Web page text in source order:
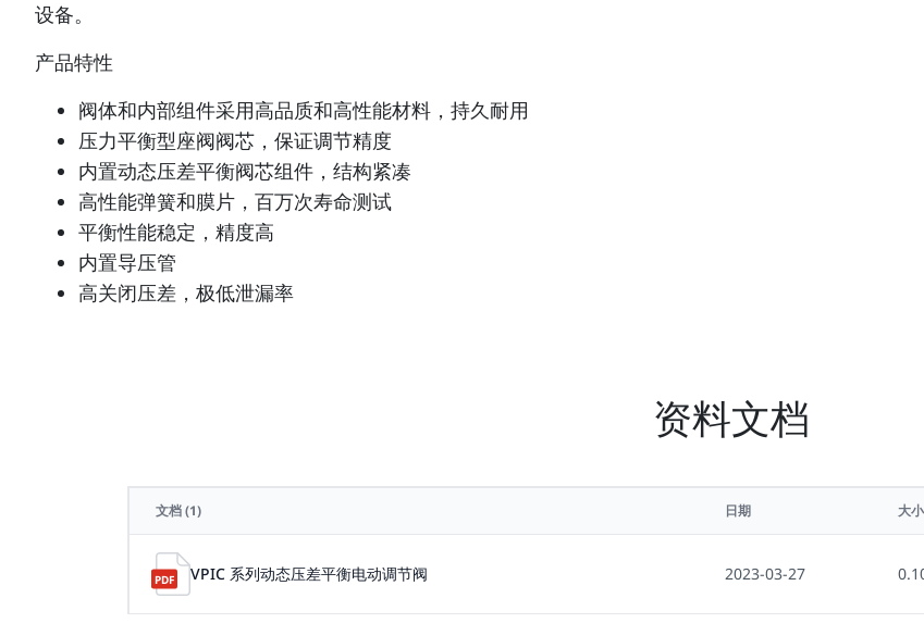
设备。
产品特性
阀体和内部组件采用高品质和高性能材料，持久耐用
压力平衡型座阀阀芯，保证调节精度
内置动态压差平衡阀芯组件，结构紧凑
高性能弹簧和膜片，百万次寿命测试
平衡性能稳定，精度高
内置导压管
高关闭压差，极低泄漏率
资料文档
文档(1) 日期 大小
VPIC 系列动态压差平衡电动调节阀 2023-03-27